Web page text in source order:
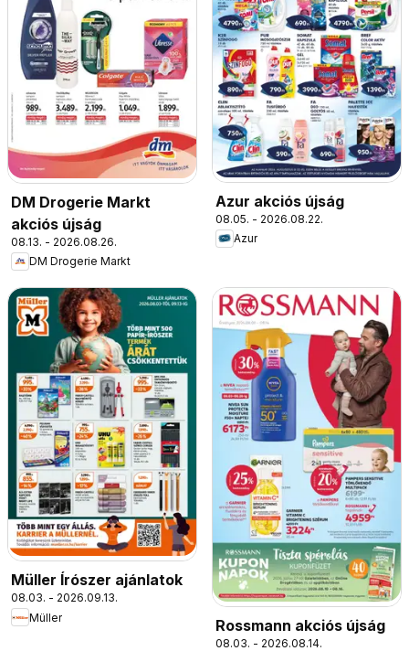
DM Drogerie Markt
akciós újság
08.13. - 2026.08.26.
DM Drogerie Markt
Azur akciós újság
08.05. - 2026.08.22.
Azur
Müller Írószer ajánlatok
08.03. - 2026.09.13.
Müller
Rossmann akciós újság
08.03. - 2026.08.14.